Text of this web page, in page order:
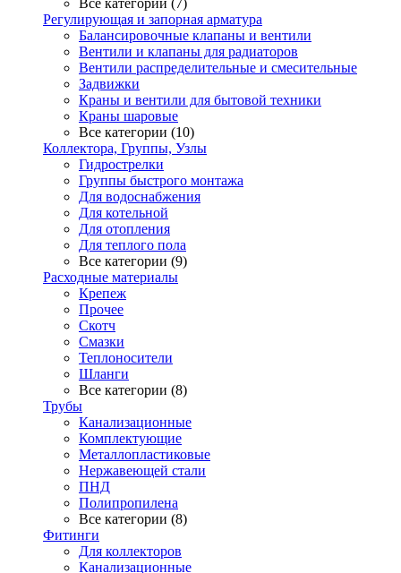
Все категории (7)
Регулирующая и запорная арматура
Балансировочные клапаны и вентили
Вентили и клапаны для радиаторов
Вентили распределительные и смесительные
Задвижки
Краны и вентили для бытовой техники
Краны шаровые
Все категории (10)
Коллектора, Группы, Узлы
Гидрострелки
Группы быстрого монтажа
Для водоснабжения
Для котельной
Для отопления
Для теплого пола
Все категории (9)
Расходные материалы
Крепеж
Прочее
Скотч
Смазки
Теплоносители
Шланги
Все категории (8)
Трубы
Канализационные
Комплектующие
Металлопластиковые
Нержавеющей стали
ПНД
Полипропилена
Все категории (8)
Фитинги
Для коллекторов
Канализационные